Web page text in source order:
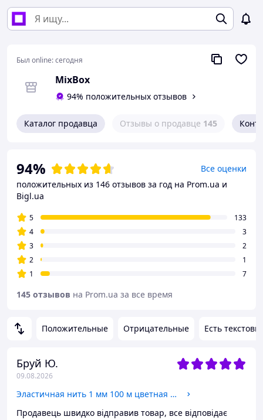
Был online:сегодня
MixBox
94% положительных отзывов
Каталог продавца Отзывы о продавце 145
Положительные Отрицательные Есть
Бруй Ю.
09.08.2026
Эластичная нить 1 мм 100 м цветная резинка для браслетов и бисера, шнур для рукоделия, бусин и ювелирных изделий
Продавець швидко відправив товар, все відповідає
94%
Все оценки
положительных из 146 отзывов за год на Prom.ua и
Bigl.ua
5
133
4
3
3
2
2
1
1
7
145 отзывов на Prom.ua за все время